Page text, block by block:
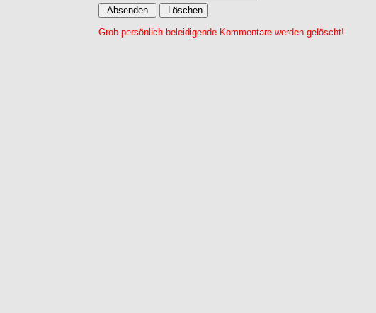
Grob persönlich beleidigende Kommentare werden gelöscht!